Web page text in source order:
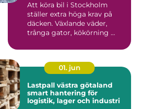
Att köra bil i Stockholm
ställer extra höga krav på
däcken. Växlande väder,
trånga gator, kökörning ...
01. jun
Lastpall västra götaland
smart hantering för
logistik, lager och industri